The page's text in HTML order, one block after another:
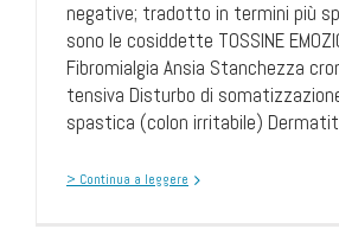
negative; tradotto in termini più
sono le cosiddette TOSSINE
Fibromialgia Ansia Stanchezza
tensiva Disturbo di
spastica (colon irritabile)
> Continua a leggere